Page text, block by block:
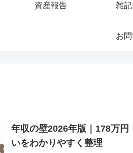
資産報告 雑
お
年収の壁2026年版｜178万
いをわかりやすく整理